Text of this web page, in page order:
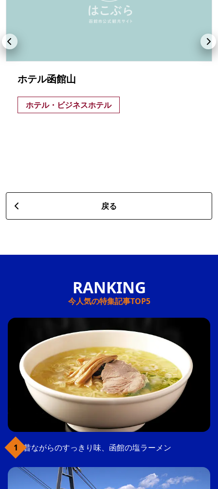
ホテル函館山
ホテル・ビジネスホテル
戻る
今人気の特集記事TOP5
昔ながらのすっきり味、函館の塩ラーメン